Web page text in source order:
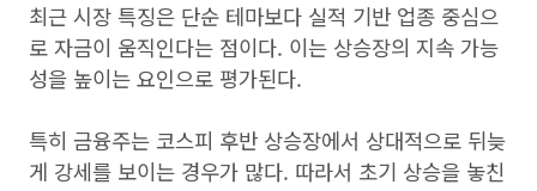
최근 시장 특징은 단순 테마보다 실적 기반 업종 중심으
로 자금이 움직인다는 점이다. 이는 상승장의 지속 가능
성을 높이는 요인으로 평가된다.
특히 금융주는 코스피 후반 상승장에서 상대적으로 뒤늦
게 강세를 보이는 경우가 많다. 따라서 초기 상승을 놓친